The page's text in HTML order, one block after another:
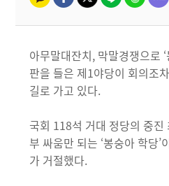
아무말대잔치, 막말경쟁으로
판을 들은 제1야당이 회의조
길로 가고 있다.
국회 118석 거대 정당의 중진
부 싸움만 되는 ‘봉숭아 학당
가 거절했다.